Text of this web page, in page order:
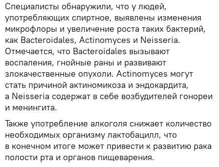
Специалисты обнаружили, что у людей,
употребляющих спиртное, выявлены изменения
микрофлоры и увеличение роста таких бактерий,
как Bacteroidales, Actinomyces и Neisseria.
Отмечается, что Bacteroidales вызывают
воспаления, гнойные раны и развивают
злокачественные опухоли. Actinomyces могут
стать причиной актиномикоза и эндокардита,
а Neisseria содержат в себе возбудителей гонореи
и менингита.
Также употребление алкоголя снижает количество
необходимых организму лактобацилл, что
в конечном итоге может привести к развитию рака
полости рта и органов пищеварения.